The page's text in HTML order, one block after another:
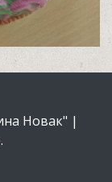
Новак" |